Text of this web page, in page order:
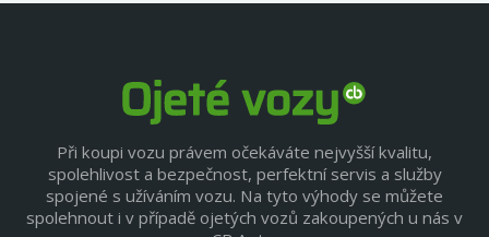
Při koupi vozu právem očekáváte nejvyšší kvalitu,
spolehlivost a bezpečnost, perfektní servis a služby
spojené s užíváním vozu. Na tyto výhody se můžete
spolehnout i v případě ojetých vozů zakoupených u nás v